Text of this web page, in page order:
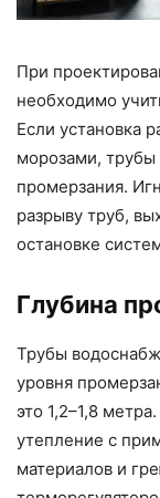
При
необходимо
Если установка
морозами, трубы
промерзания.
разрыву труб,
остановке
Глубина
Трубы
уровня
это 1,2–1,8
утепление с
материалов и